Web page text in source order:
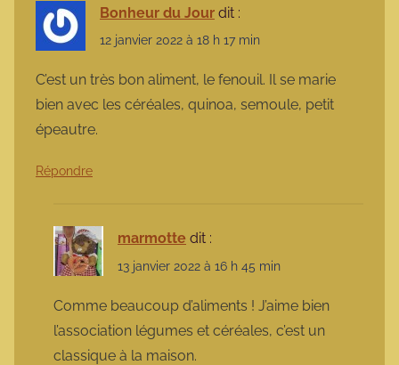
Bonheur du Jour dit :
12 janvier 2022 à 18 h 17 min
C’est un très bon aliment, le fenouil. Il se marie
bien avec les céréales, quinoa, semoule, petit
épeautre.
Répondre
marmotte dit :
13 janvier 2022 à 16 h 45 min
Comme beaucoup d’aliments ! J’aime bien
l’association légumes et céréales, c’est un
classique à la maison.